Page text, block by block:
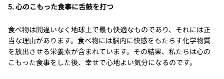
5. 心のこもった食事に舌鼓を打つ
食べ物は間違いなく地球上で最も快適なものであり、それには正
当な理由があります。食べ物には脳内に快感をもたらす化学物質
を放出させる栄養素が含まれています。その結果、私たちは心の
こもった食事をした後、幸せで心地よい気分になるのです。